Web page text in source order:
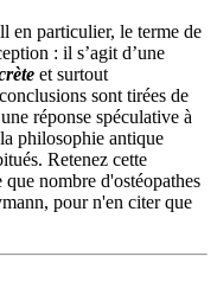
en particulier, le terme de
: il s’agit d’une
et surtout
sont tirées de
réponse spéculative à
philosophie antique
Retenez cette
nombre d'ostéopathes
pour n'en citer que